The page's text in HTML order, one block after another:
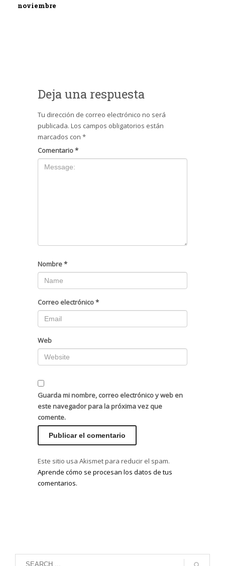
noviembre
Deja una respuesta
Tu dirección de correo electrónico no será
publicada. Los campos obligatorios están
marcados con *
Comentario*
Nombre*
Correo electrónico*
Web
Guarda mi nombre, correo electrónico y web en
este navegador para la próxima vez que
comente.
Este sitio usa Akismet para reducir el spam.
Aprende cómo se procesan los datos de tus
comentarios.